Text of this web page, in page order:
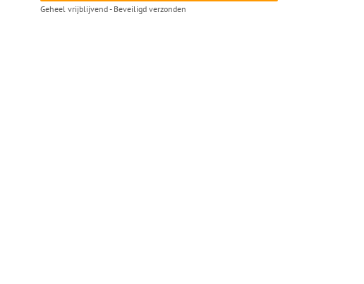
Geheel vrijblijvend - Beveiligd verzonden